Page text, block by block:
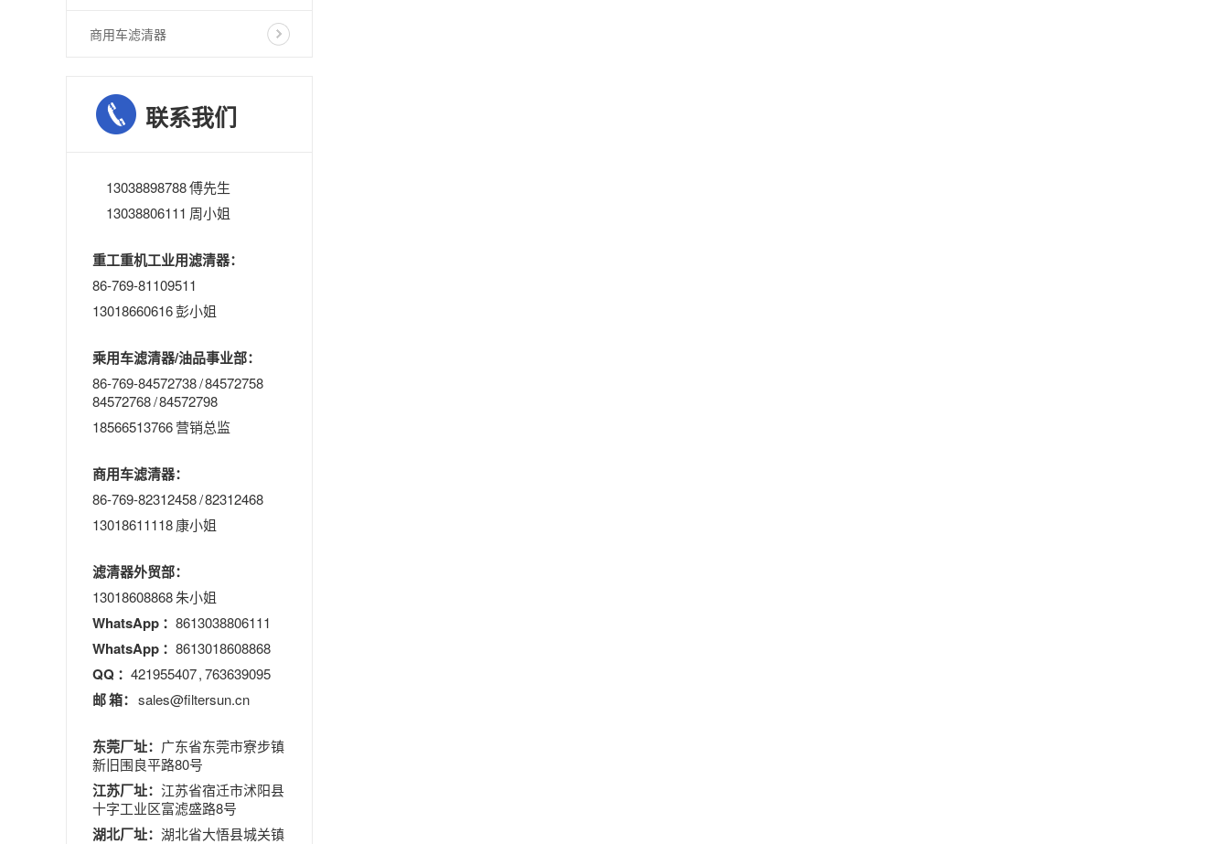
商用车滤清器
联系我们
13038898788 傅先生
13038806111 周小姐
重工重机工业用滤清器：
86-769-81109511
13018660616 彭小姐
乘用车滤清器/油品事业部：
86-769-84572738 / 84572758
84572768 / 84572798
18566513766 营销总监
商用车滤清器：
86-769-82312458 / 82312468
13018611118 康小姐
滤清器外贸部：
13018608868 朱小姐
WhatsApp ： 8613038806111
WhatsApp ： 8613018608868
QQ ： 421955407 , 763639095
邮 箱： sales@filtersun.cn
东莞厂址： 广东省东莞市寮步镇
新旧围良平路80号
江苏厂址： 江苏省宿迁市沭阳县
十字工业区富滤盛路8号
湖北厂址： 湖北省大悟县城关镇